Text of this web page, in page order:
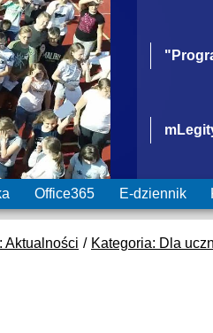
Office365 E-dziennik
Aktualności Kategoria: Dla